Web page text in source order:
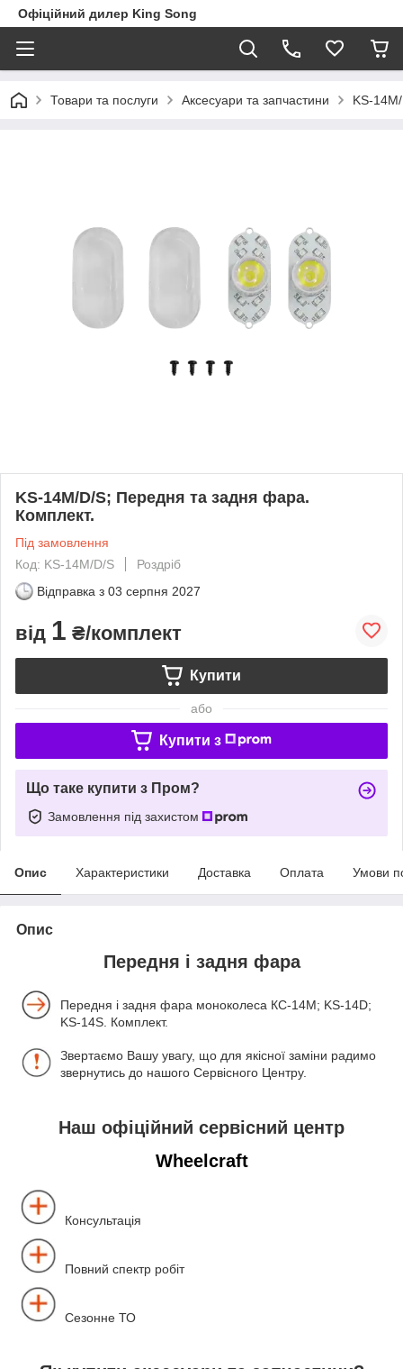
Офіційний дилер King Song
Товари та послуги Аксесуари та запчастини KS-
KS-14M/D/S; Передня та задня фара.
Комплект.
Під замовлення
Код: KS-14M/D/S
Роздріб
Відправка з 03 серпня 2027
від 1 ₴/комплект
Купити
або
Купити з
Що таке купити з Пром?
Замовлення під захистом
Опис Характеристики Доставка Оплата Умови
Опис
Передня і задня фара
Передня і задня фара моноколеса КС-14М; KS-14D;
KS-14S. Комплект.
Звертаємо Вашу увагу, що для якісної заміни радимо
звернутись до нашого Сервісного Центру.
Наш офіційний сервісний центр
Wheelcraft
Консультація
Повний спектр робіт
Сезонне ТО